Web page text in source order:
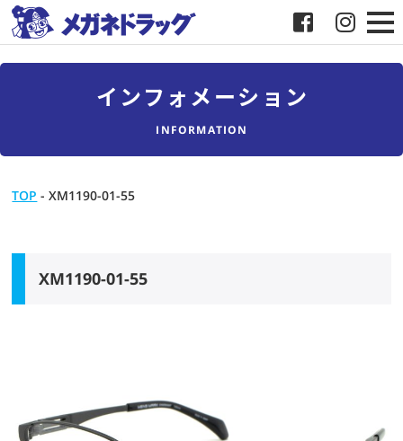
メガネドラッグについて
スタッフブログ
インフォメーション
INFORMATION
TOP -XM1190-01-55
XM1190-01-55